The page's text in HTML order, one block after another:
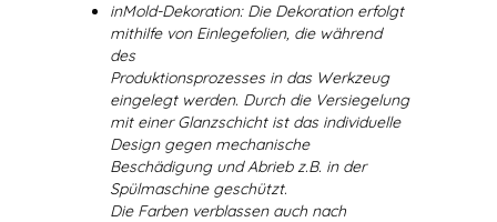
inMold-Dekoration: Die Dekoration erfolgt
mithilfe von Einlegefolien, die während
des
Produktionsprozesses in das Werkzeug
eingelegt werden. Durch die Versiegelung
mit einer Glanzschicht ist das individuelle
Design gegen mechanische
Beschädigung und Abrieb z.B. in der
Spülmaschine geschützt.
Die Farben verblassen auch nach